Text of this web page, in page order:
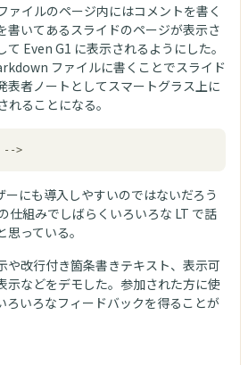
イルのページ内にはコメントを書く
書いてあるスライドのページが表示さ
Even G1 に表示されるようにした。
ファイルに書くことでスライド
表者ノートとしてスマートグラス上に
れることになる。
-->
にも導入しやすいのではないだろう
仕組みでしばらくいろいろな LT で話
っている。
や改行付き箇条書きテキスト、表示可
示などをデモした。参加された方に使
ろいろなフィードバックを得ることが